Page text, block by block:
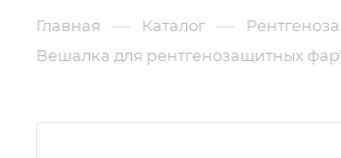
Главная — Каталог —
Вешалка для рентгенозащитных